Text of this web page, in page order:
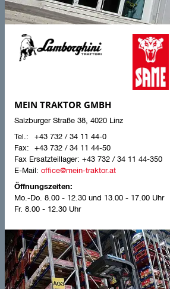
MEIN TRAKTOR GMBH
Salzburger Straße 38, 4020 Linz
+43 732 / 34 11 44-0
+43 732 / 34 11 44-50
Fax Ersatzteillager: +43 732 / 34 11 44-350
E-Mail: office@mein-traktor.at
Öffnungszeiten:
Mo.-Do. 8.00 - 12.30 und 13.00 - 17.00 Uhr
Fr. 8.00 - 12.30 Uhr